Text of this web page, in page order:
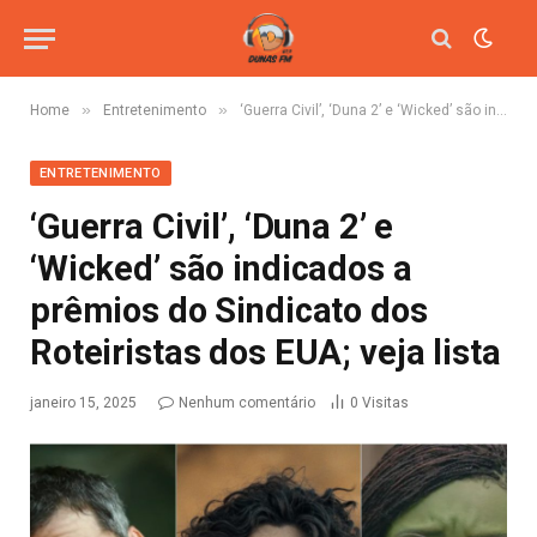
Home » Entretenimento » ‘Guerra Civil’, ‘Duna 2’ e ‘Wicked’ são indicados a prêmios do Sindicato dos Roteiristas dos EUA; veja lista
ENTRETENIMENTO
‘Guerra Civil’, ‘Duna 2’ e
‘Wicked’ são indicados a
prêmios do Sindicato dos
Roteiristas dos EUA; veja lista
janeiro 15, 2025 Nenhum comentário 0 Visitas